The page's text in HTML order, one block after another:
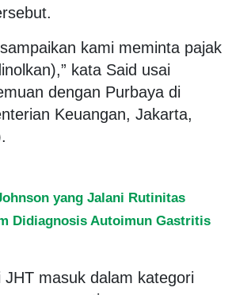
kami meminta pajak
kata Said usai
dengan Purbaya di
Keuangan, Jakarta,
yang Jalani Rutinitas
Didiagnosis Autoimun Gastritis
JHT masuk dalam kategori